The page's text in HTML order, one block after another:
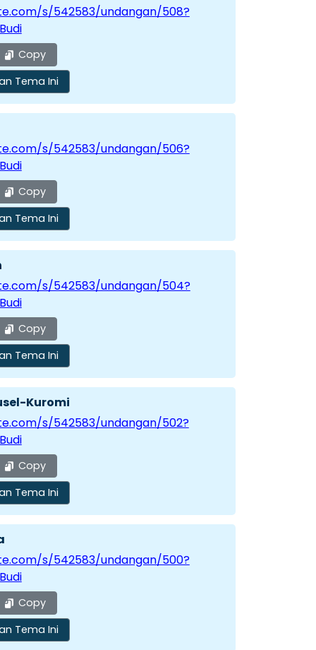
s/542583/undangan/508?
Copy
Tema Ini
s/542583/undangan/506?
Copy
Tema Ini
s/542583/undangan/504?
Copy
Tema Ini
Kuromi
s/542583/undangan/502?
Copy
Tema Ini
s/542583/undangan/500?
Copy
Tema Ini